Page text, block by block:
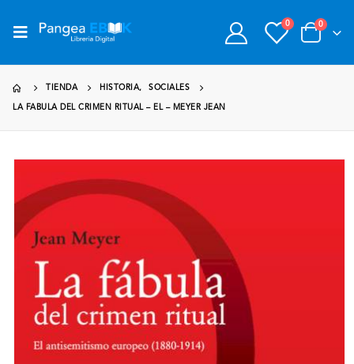
0 0
TIENDA HISTORIA, SOCIALES
LA FABULA DEL CRIMEN RITUAL – EL – MEYER JEAN